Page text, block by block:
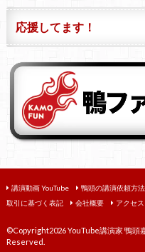
応援してます！
講演動画 YouTube 鴨頭の講演依頼方法
取引に基づく表記
会社概要 アクセス
©Copyright2026YouTube講演家 鴨頭
Reserved.